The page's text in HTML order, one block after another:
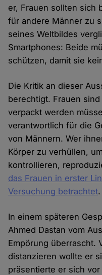
er, Frauen sollten sich
für andere Männer zu
seines Weltbildes
Smartphones: Beide
schützen, damit sie
Die Kritik an dieser
berechtigt. Frauen
verpackt werden
verantwortlich für die
von Männern. Wer
Körper zu verhüllen,
kontrollieren,
das Frauen in erster
Versuchung betrachtet.
In einem späteren
Ahmed Dastan vom
Empörung überrascht.
distanzieren wollte er
präsentierte er sich